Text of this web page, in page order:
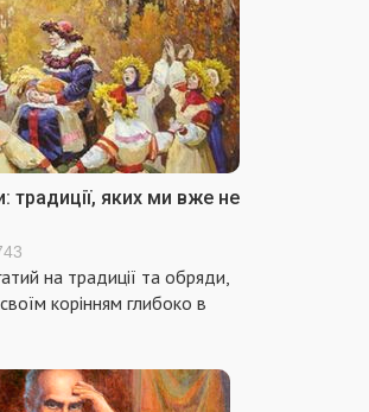
традиції, яких ми вже не
на традиції та обряди,
корінням глибоко в